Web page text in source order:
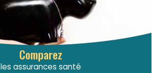
Comparez
les assurances santé